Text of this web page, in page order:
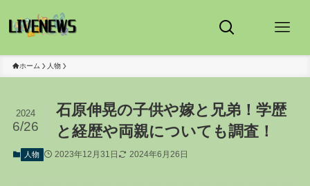
ホーム 人物
石原伸晃の子供や嫁と兄弟！学歴
と経歴や両親についても調査！
2024
6/26
人物 2023年12月31日 2024年6月26日